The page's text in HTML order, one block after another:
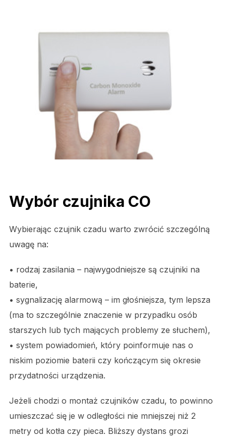
Wybór czujnika CO
Wybierając czujnik czadu warto zwrócić szczególną
uwagę na:
• rodzaj zasilania – najwygodniejsze są czujniki na
baterie,
• sygnalizację alarmową – im głośniejsza, tym lepsza
(ma to szczególnie znaczenie w przypadku osób
starszych lub tych mających problemy ze słuchem),
• system powiadomień, który poinformuje nas o
niskim poziomie baterii czy kończącym się okresie
przydatności urządzenia.
Jeżeli chodzi o montaż czujników czadu, to powinno
umieszczać się je w odległości nie mniejszej niż 2
metry od kotła czy pieca. Bliższy dystans grozi